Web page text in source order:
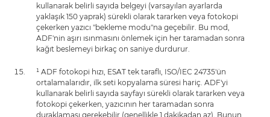
kullanarak belirli sayıda belgeyi (varsayılan ayarlarda
yaklaşık 150 yaprak) sürekli olarak tararken veya fotokopi
çekerken yazıcı "bekleme modu"na geçebilir. Bu mod,
ADF'nin aşırı ısınmasını önlemek için her taramadan sonra
kağıt beslemeyi birkaç on saniye durdurur.
¹ ADF fotokopi hızı, ESAT tek taraflı, ISO/IEC 24735'ün
ortalamalarıdır, ilk seti kopyalama süresi hariç. ADF'yi
kullanarak belirli sayıda sayfayı sürekli olarak tararken veya
fotokopi çekerken, yazıcının her taramadan sonra
duraklaması gerekebilir (genellikle 1 dakikadan az). Bunun